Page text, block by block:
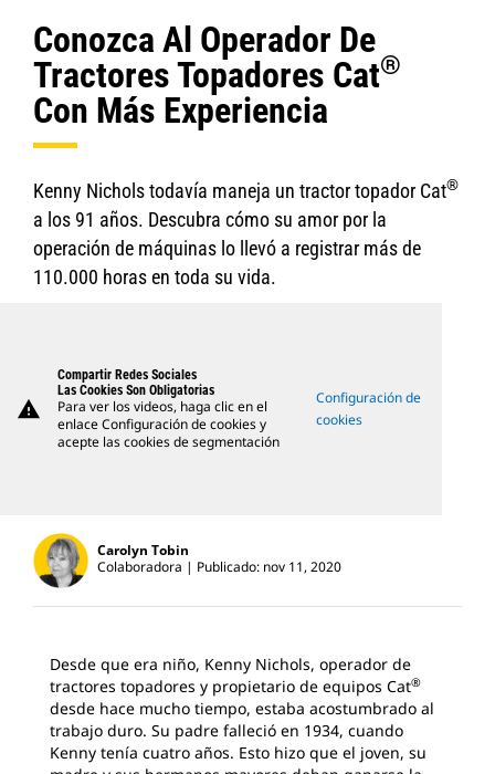
Conozca Al Operador De
Tractores Topadores Cat®
Con Más Experiencia
Kenny Nichols todavía maneja un tractor topador Cat®
a los 91 años. Descubra cómo su amor por la
operación de máquinas lo llevó a registrar más de
110.000 horas en toda su vida.
warning
Compartir Redes Sociales
Las Cookies Son Obligatorias
Para ver los videos, haga clic en el
enlace Configuración de cookies y
acepte las cookies de segmentación
Configuración de
cookies
Carolyn Tobin
Colaboradora
Publicado: nov 11, 2020
Desde que era niño, Kenny Nichols, operador de
tractores topadores y propietario de equipos Cat®
desde hace mucho tiempo, estaba acostumbrado al
trabajo duro. Su padre falleció en 1934, cuando
Kenny tenía cuatro años. Esto hizo que el joven, su